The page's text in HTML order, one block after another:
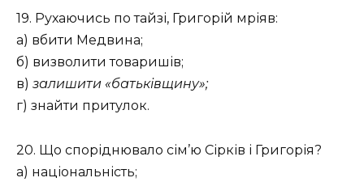
19. Рухаючись по тайзі, Григорій мріяв:
а) вбити Медвина;
б) визволити товаришів;
в) залишити «батьківщину»;
г) знайти притулок.
20. Що споріднювало сім’ю Сірків і Григорія?
а) національність;